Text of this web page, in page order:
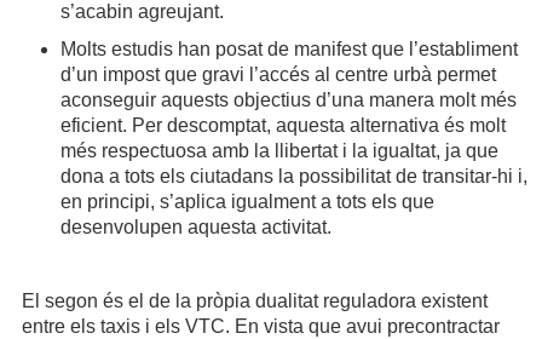
s’acabin agreujant.
Molts estudis han posat de manifest que l’establiment
d’un impost que gravi l’accés al centre urbà permet
aconseguir aquests objectius d’una manera molt més
eficient. Per descomptat, aquesta alternativa és molt
més respectuosa amb la llibertat i la igualtat, ja que
dona a tots els ciutadans la possibilitat de transitar-hi i,
en principi, s’aplica igualment a tots els que
desenvolupen aquesta activitat.
El segon és el de la pròpia dualitat reguladora existent
entre els taxis i els VTC. En vista que avui precontractar